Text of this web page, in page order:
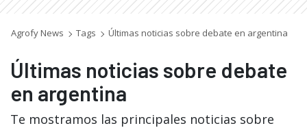
Agrofy News Tags Últimas noticias sobre debate en argentina
Últimas noticias sobre debate
en argentina
Te mostramos las principales noticias sobre